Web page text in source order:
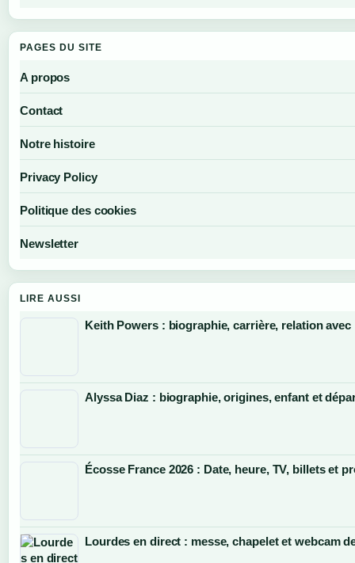
PAGES DU SITE
A propos
Contact
Notre histoire
Privacy Policy
Politique des cookies
Newsletter
LIRE AUSSI
Keith Powers : biographie, carrière, relation avec
Alyssa Diaz : biographie, origines, enfant et
Écosse France 2026 : Date, heure, TV, billets et
Lourdes en direct : messe, chapelet et webcam